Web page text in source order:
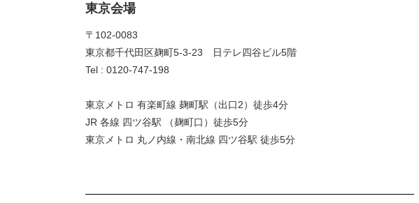
東京会場
〒102-0083
東京都千代田区麹町5-3-23 日テレ四谷ビル5階
Tel : 0120-747-198
東京メトロ 有楽町線 麹町駅（出口2）徒歩4分
JR 各線 四ツ谷駅 （麹町口）徒歩5分
東京メトロ 丸ノ内線・南北線 四ツ谷駅 徒歩5分